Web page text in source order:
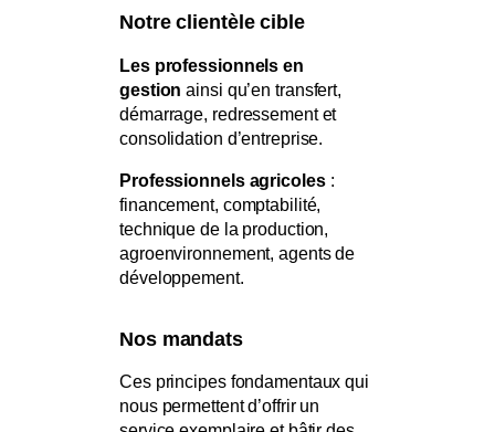
Notre clientèle cible
Les professionnels en
gestion ainsi qu’en transfert,
démarrage, redressement et
consolidation d’entreprise.
Professionnels agricoles:
financement, comptabilité,
technique de la production,
agroenvironnement, agents de
développement.
Nos mandats
Ces principes fondamentaux qui
nous permettent d’offrir un